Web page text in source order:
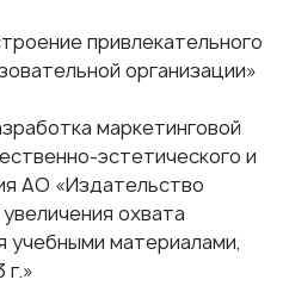
привлекательного
организации»
маркетинговой
эстетического и
АО «Издательство
охвата
учебными материалами,